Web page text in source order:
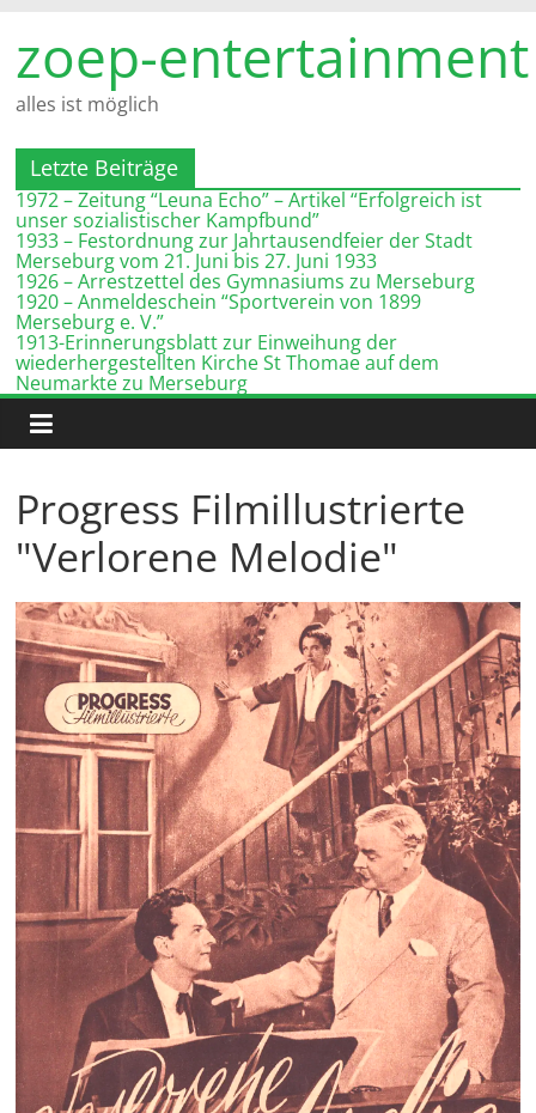
Inhalt
springen
zoep-entertainment
alles ist möglich
Letzte Beiträge
1972 – Zeitung “Leuna Echo” – Artikel “Erfolgreich ist
unser sozialistischer Kampfbund”
1933 – Festordnung zur Jahrtausendfeier der Stadt
Merseburg vom 21. Juni bis 27. Juni 1933
1926 – Arrestzettel des Gymnasiums zu Merseburg
1920 – Anmeldeschein “Sportverein von 1899
Merseburg e. V.”
1913-Erinnerungsblatt zur Einweihung der
wiederhergestellten Kirche St Thomae auf dem
Neumarkte zu Merseburg
Progress Filmillustrierte
"Verlorene Melodie"